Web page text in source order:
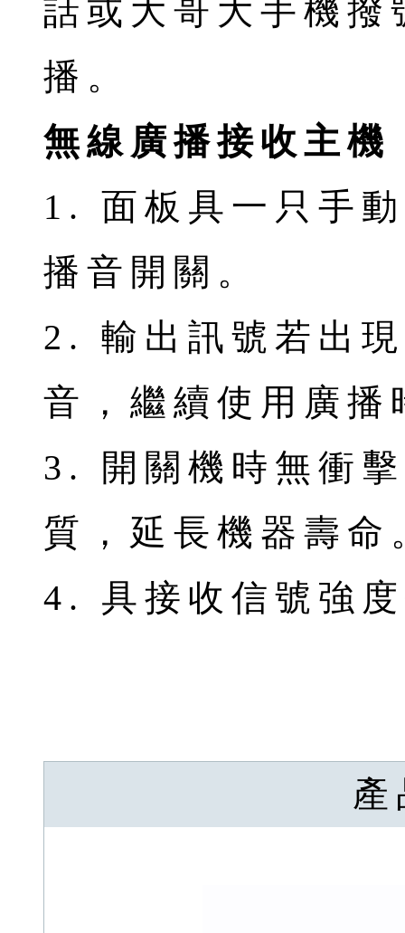
話或大哥大手機
播。
無線廣播接收主機
1. 面板具一只手
播音開關。
2. 輸出訊號若出
音，繼續使用廣
3. 開關機時無衝
質，延長機器壽命
4. 具接收信號強